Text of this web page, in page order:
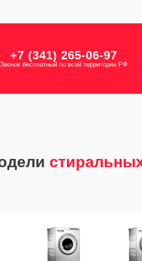
+7 (341) 265-06-97
Звонок бесплатный по всей территории РФ